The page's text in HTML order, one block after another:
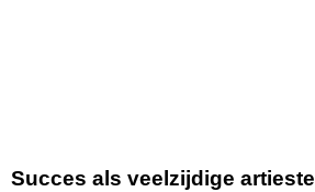
Succes als veelzijdige artieste